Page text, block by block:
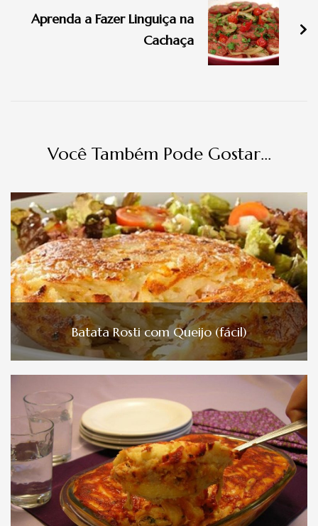
post
Aprenda a Fazer Linguiça na
Cachaça
Você Também Pode Gostar...
Batata Rosti com Queijo (fácil)